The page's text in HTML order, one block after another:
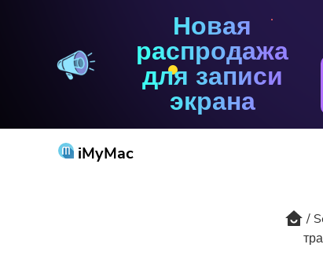
Новая
распродажа
для записи
экрана
iMyMac
Screen Recorder